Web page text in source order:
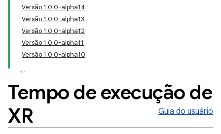
Versão 1.0.0-alpha14
Versão 1.0.0-alpha13
Versão 1.0.0-alpha12
Versão 1.0.0-alpha11
Versão 1.0.0-alpha10
Tempo de execução de
XR
Guia do usuário